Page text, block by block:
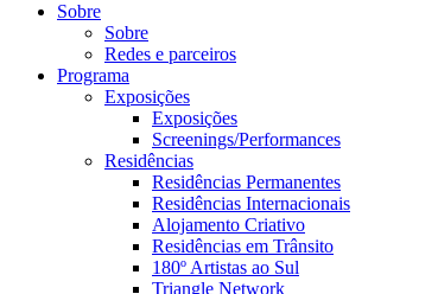
Sobre
Sobre
Redes e parceiros
Programa
Exposições
Exposições
Screenings/Performances
Residências
Residências Permanentes
Residências Internacionais
Alojamento Criativo
Residências em Trânsito
180º Artistas ao Sul
Triangle Network